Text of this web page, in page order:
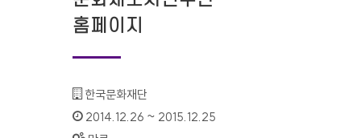
홈페이지
기관명 :
한국문화재단
인증기간 :
2014.12.26 ~ 2015.12.25